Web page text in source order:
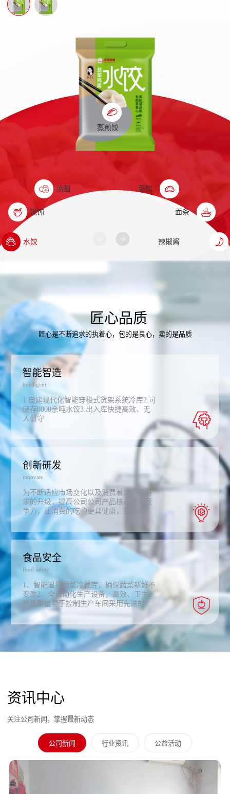
匠心品质
匠心是不断追求的执着心，包的是良心，卖的是品质
智能智造
intelligent
1.自建现代化智能穿梭式货架系统冷库2.可
储存8000余吨水饺3.出入库快捷高效、无
人值守
创新研发
innovate
为不断适应市场变化以及消费着对产品需
求的升级，提高公司公司产品核心技术竞
争力，让消费的吃的更具健康，更加营
养，公司成立研发中心；通过整合相关研
发资源和人才优势，实现信息、技术、人
才及产品提质升级的有效衔接。技术研发
中心以自主创新为本，以服务于公司的生
存、发展为主旨，求真务实，开拓创新，
持续提高公司的市场竞争力，同时公司以
现有的技术积累为基础，广泛开展技术合
作，现阶段已与相关高等院校进行了深度
战略合作，为企业的持续健康、长远发展
提供技术支持和研发保障。
食品安全
food safety
1、智能温控蔬菜冷藏库，确保蔬菜新鲜不
变质2、全自动化生产设备，高效、卫生、
产品质量易于控制生产车间采用先进的新
风净化系统和紫外杀菌系统确保生产环境
安全卫生。3、复叠式制冷机，环保、安
全、制冷效果好螺旋式速冻机，速冻时间
短，最大限度的确保了水饺等速冻产品的
新鲜和口感。4、现代化标准实验室，进行
资讯中心
关注公司新闻，掌握最新动态
公司新闻 行业资讯 公益活动